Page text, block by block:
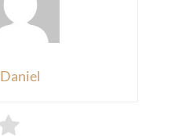
Daniel
Submit Rating